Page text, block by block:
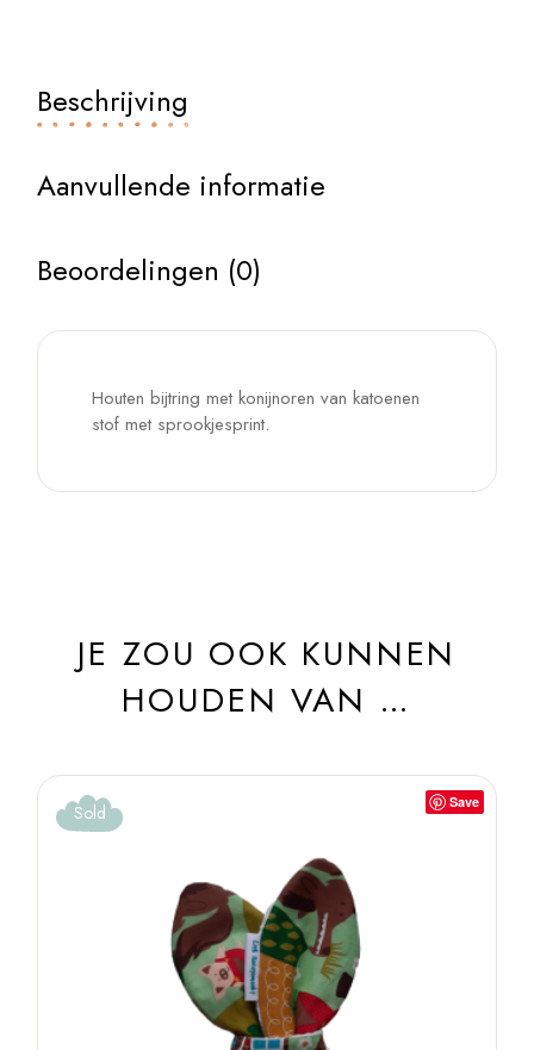
Beschrijving
Aanvullende informatie
Beoordelingen (0)
Houten bijtring met konijnoren van katoenen
stof met sprookjesprint.
JE ZOU OOK KUNNEN
HOUDEN VAN …
Save
Sold